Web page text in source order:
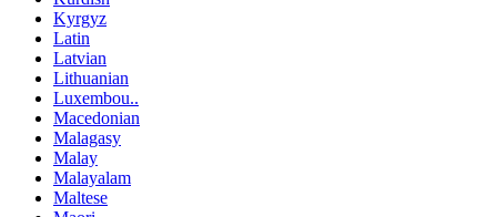
Kyrgyz
Latin
Latvian
Lithuanian
Luxembou..
Macedonian
Malagasy
Malay
Malayalam
Maltese